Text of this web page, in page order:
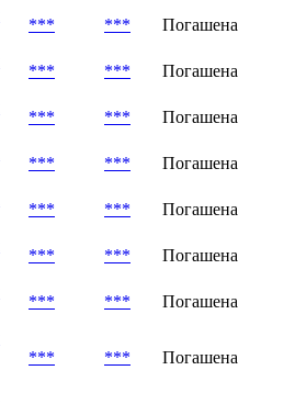
*** ***
Погашена
*** ***
Погашена
*** ***
Погашена
*** ***
Погашена
*** ***
Погашена
*** ***
Погашена
*** ***
Погашена
*** *** Погашена